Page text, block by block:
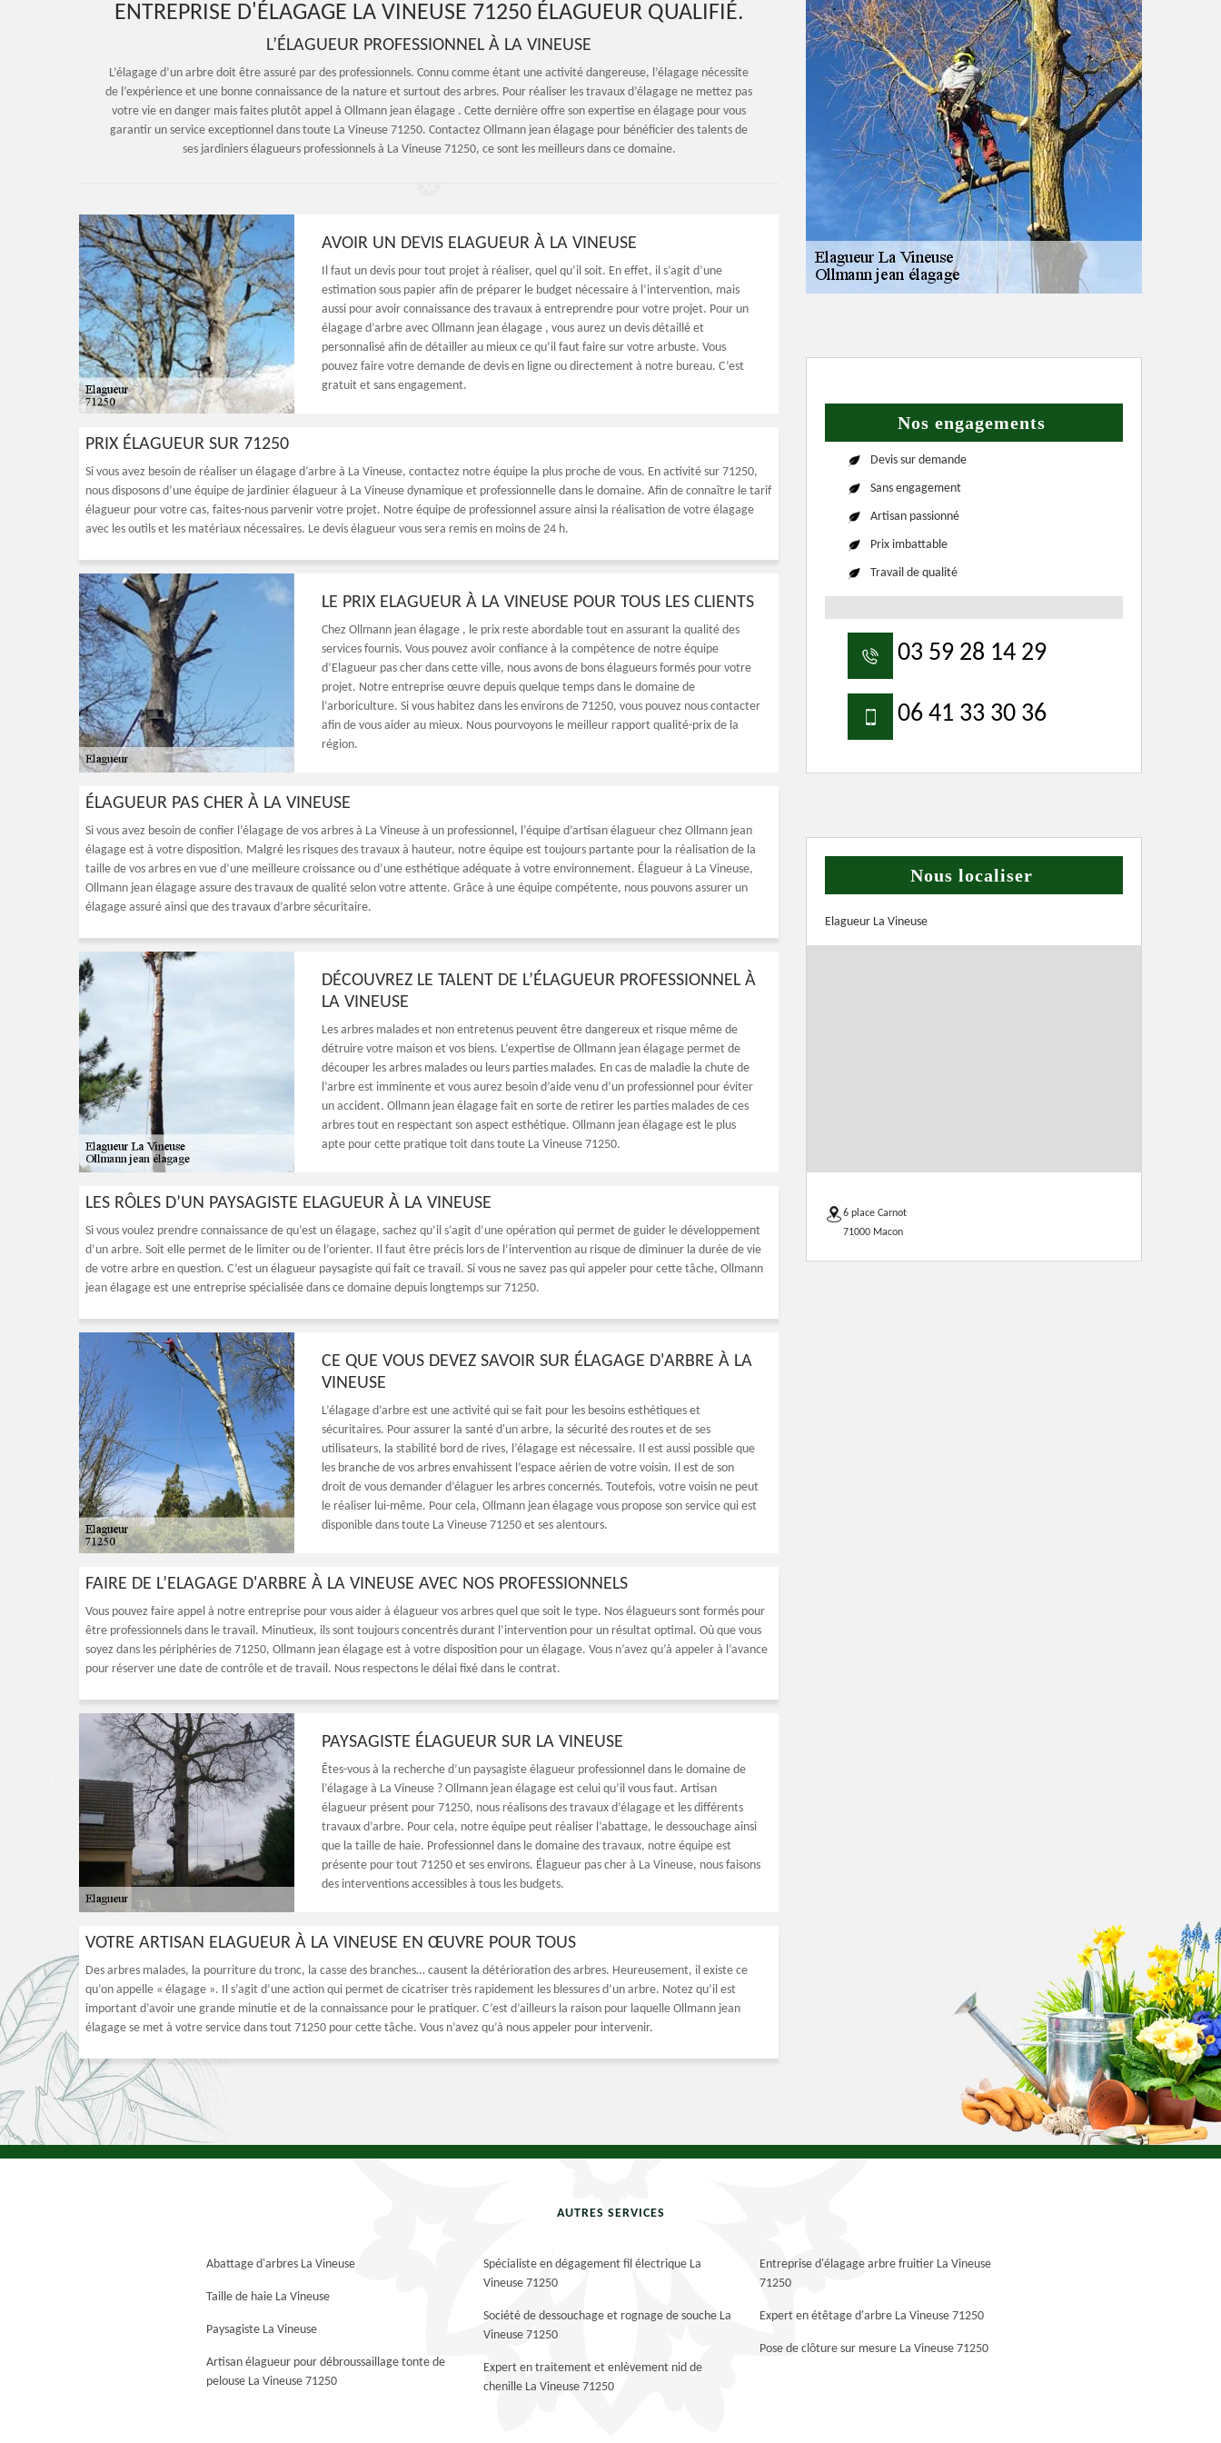
ENTREPRISE D'ÉLAGAGE LA VINEUSE 71250 ÉLAGUEUR QUALIFIÉ.
L’ÉLAGUEUR PROFESSIONNEL À LA VINEUSE
L’élagage d’un arbre doit être assuré par des professionnels. Connu comme étant une activité dangereuse, l’élagage nécessite
de l’expérience et une bonne connaissance de la nature et surtout des arbres. Pour réaliser les travaux d’élagage ne mettez pas
votre vie en danger mais faites plutôt appel à Ollmann jean élagage . Cette dernière offre son expertise en élagage pour vous
garantir un service exceptionnel dans toute La Vineuse 71250. Contactez Ollmann jean élagage pour bénéficier des talents de
ses jardiniers élagueurs professionnels à La Vineuse 71250, ce sont les meilleurs dans ce domaine.
AVOIR UN DEVIS ELAGUEUR À LA VINEUSE
Il faut un devis pour tout projet à réaliser, quel qu’il soit. En effet, il s’agit d’une
estimation sous papier afin de préparer le budget nécessaire à l’intervention, mais
aussi pour avoir connaissance des travaux à entreprendre pour votre projet. Pour un
élagage d’arbre avec Ollmann jean élagage , vous aurez un devis détaillé et
personnalisé afin de détailler au mieux ce qu’il faut faire sur votre arbuste. Vous
pouvez faire votre demande de devis en ligne ou directement à notre bureau. C’est
gratuit et sans engagement.
PRIX ÉLAGUEUR SUR 71250
Si vous avez besoin de réaliser un élagage d’arbre à La Vineuse, contactez notre équipe la plus proche de vous. En activité sur 71250,
nous disposons d’une équipe de jardinier élagueur à La Vineuse dynamique et professionnelle dans le domaine. Afin de connaître le tarif
élagueur pour votre cas, faites-nous parvenir votre projet. Notre équipe de professionnel assure ainsi la réalisation de votre élagage
avec les outils et les matériaux nécessaires. Le devis élagueur vous sera remis en moins de 24 h.
LE PRIX ELAGUEUR À LA VINEUSE POUR TOUS LES CLIENTS
Chez Ollmann jean élagage , le prix reste abordable tout en assurant la qualité des
services fournis. Vous pouvez avoir confiance à la compétence de notre équipe
d’Elagueur pas cher dans cette ville, nous avons de bons élagueurs formés pour votre
projet. Notre entreprise œuvre depuis quelque temps dans le domaine de
l’arboriculture. Si vous habitez dans les environs de 71250, vous pouvez nous contacter
afin de vous aider au mieux. Nous pourvoyons le meilleur rapport qualité-prix de la
région.
ÉLAGUEUR PAS CHER À LA VINEUSE
Si vous avez besoin de confier l’élagage de vos arbres à La Vineuse à un professionnel, l’équipe d’artisan élagueur chez Ollmann jean
élagage est à votre disposition. Malgré les risques des travaux à hauteur, notre équipe est toujours partante pour la réalisation de la
taille de vos arbres en vue d’une meilleure croissance ou d’une esthétique adéquate à votre environnement. Élagueur à La Vineuse,
Ollmann jean élagage assure des travaux de qualité selon votre attente. Grâce à une équipe compétente, nous pouvons assurer un
élagage assuré ainsi que des travaux d’arbre sécuritaire.
DÉCOUVREZ LE TALENT DE L’ÉLAGUEUR PROFESSIONNEL À
LA VINEUSE
Les arbres malades et non entretenus peuvent être dangereux et risque même de
détruire votre maison et vos biens. L’expertise de Ollmann jean élagage permet de
découper les arbres malades ou leurs parties malades. En cas de maladie la chute de
l’arbre est imminente et vous aurez besoin d’aide venu d’un professionnel pour éviter
un accident. Ollmann jean élagage fait en sorte de retirer les parties malades de ces
arbres tout en respectant son aspect esthétique. Ollmann jean élagage est le plus
apte pour cette pratique toit dans toute La Vineuse 71250.
LES RÔLES D’UN PAYSAGISTE ELAGUEUR À LA VINEUSE
Si vous voulez prendre connaissance de qu’est un élagage, sachez qu’il s’agit d’une opération qui permet de guider le développement
d’un arbre. Soit elle permet de le limiter ou de l’orienter. Il faut être précis lors de l’intervention au risque de diminuer la durée de vie
de votre arbre en question. C’est un élagueur paysagiste qui fait ce travail. Si vous ne savez pas qui appeler pour cette tâche, Ollmann
jean élagage est une entreprise spécialisée dans ce domaine depuis longtemps sur 71250.
CE QUE VOUS DEVEZ SAVOIR SUR ÉLAGAGE D'ARBRE À LA
VINEUSE
L’élagage d’arbre est une activité qui se fait pour les besoins esthétiques et
sécuritaires. Pour assurer la santé d'un arbre, la sécurité des routes et de ses
utilisateurs, la stabilité bord de rives, l’élagage est nécessaire. Il est aussi possible que
les branche de vos arbres envahissent l’espace aérien de votre voisin. Il est de son
droit de vous demander d’élaguer les arbres concernés. Toutefois, votre voisin ne peut
le réaliser lui-même. Pour cela, Ollmann jean élagage vous propose son service qui est
disponible dans toute La Vineuse 71250 et ses alentours.
FAIRE DE L’ELAGAGE D'ARBRE À LA VINEUSE AVEC NOS PROFESSIONNELS
Vous pouvez faire appel à notre entreprise pour vous aider à élagueur vos arbres quel que soit le type. Nos élagueurs sont formés pour
être professionnels dans le travail. Minutieux, ils sont toujours concentrés durant l’intervention pour un résultat optimal. Où que vous
soyez dans les périphéries de 71250, Ollmann jean élagage est à votre disposition pour un élagage. Vous n’avez qu’à appeler à l’avance
pour réserver une date de contrôle et de travail. Nous respectons le délai fixé dans le contrat.
PAYSAGISTE ÉLAGUEUR SUR LA VINEUSE
Êtes-vous à la recherche d’un paysagiste élagueur professionnel dans le domaine de
l’élagage à La Vineuse ? Ollmann jean élagage est celui qu’il vous faut. Artisan
élagueur présent pour 71250, nous réalisons des travaux d’élagage et les différents
travaux d’arbre. Pour cela, notre équipe peut réaliser l’abattage, le dessouchage ainsi
que la taille de haie. Professionnel dans le domaine des travaux, notre équipe est
présente pour tout 71250 et ses environs. Élagueur pas cher à La Vineuse, nous faisons
des interventions accessibles à tous les budgets.
VOTRE ARTISAN ELAGUEUR À LA VINEUSE EN ŒUVRE POUR TOUS
Des arbres malades, la pourriture du tronc, la casse des branches… causent la détérioration des arbres. Heureusement, il existe ce
qu’on appelle « élagage ». Il s’agit d’une action qui permet de cicatriser très rapidement les blessures d’un arbre. Notez qu’il est
important d’avoir une grande minutie et de la connaissance pour le pratiquer. C’est d’ailleurs la raison pour laquelle Ollmann jean
élagage se met à votre service dans tout 71250 pour cette tâche. Vous n’avez qu’à nous appeler pour intervenir.
Nos engagements
Devis sur demande
Sans engagement
Artisan passionné
Prix imbattable
Travail de qualité
03 59 28 14 29
06 41 33 30 36
Nous localiser
Elagueur La Vineuse
6 place Carnot
71000 Macon
AUTRES SERVICES
Abattage d'arbres La Vineuse
Taille de haie La Vineuse
Paysagiste La Vineuse
Artisan élagueur pour débroussaillage tonte de
pelouse La Vineuse 71250
Spécialiste en dégagement fil électrique La
Vineuse 71250
Société de dessouchage et rognage de souche La
Vineuse 71250
Expert en traitement et enlèvement nid de
chenille La Vineuse 71250
Entreprise d'élagage arbre fruitier La Vineuse
71250
Expert en étêtage d'arbre La Vineuse 71250
Pose de clôture sur mesure La Vineuse 71250